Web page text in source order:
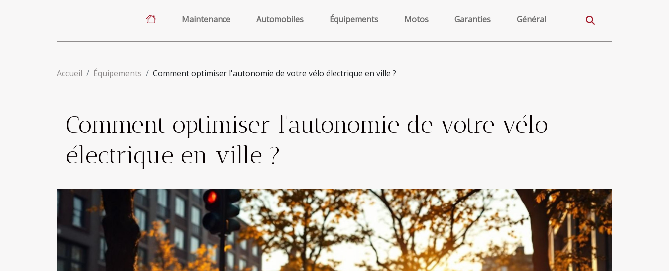
Maintenance Automobiles Équipements Motos Garanties Général
Accueil Équipements Comment optimiser l'autonomie de votre vélo électrique en ville ?
Comment optimiser l'autonomie de votre vélo
électrique en ville ?